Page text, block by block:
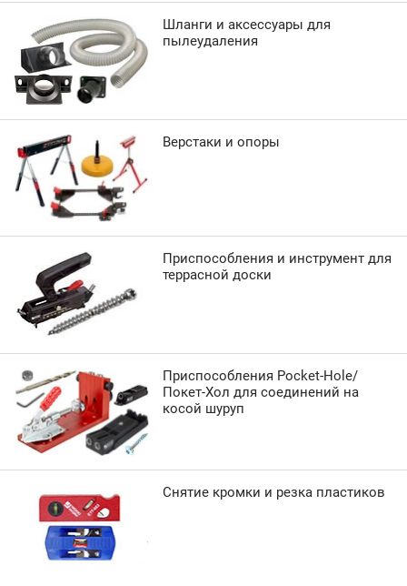
Шланги и аксессуары для
пылеудаления
Верстаки и опоры
Приспособления и инструмент для
террасной доски
Приспособления Pocket-Hole/
Покет-Хол для соединений на
косой шуруп
Снятие кромки и резка пластиков